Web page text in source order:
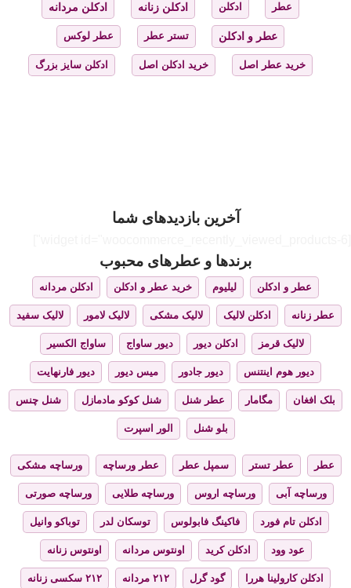
عطر ادکلن ادکلن زنانه ادکلن مردانه
عطر و ادکلن تستر عطر عطر لوکس
خرید عطر اصل خرید ادکلن اصل ادکلن سایز بزرگ
آخرین بازدیدهای شما
برندها و عطرهای محبوب
عطر و ادکلن لیلیوم خرید عطر و ادکلن ادکلن مردانه
عطر زنانه ادکلن لالیک لالیک مشکی لالیک لامور لالیک سفید
لالیک قرمز ادکلن دیور دیور ساواج ساواج الکسیر
دیور هوم اینتنس دیور جادور میس دیور دیور فارنهایت
بلک افغان مگامار عطر شنل شنل کوکو مادمازل شنل چنس
بلو شنل الور اسپرت
عطر عطر تستر سمپل عطر عطر ورساچه ورساچه مشکی
ورساچه آبی ورساچه اروس ورساچه طلایی ورساچه صورتی
ادکلن تام فورد فاکینگ فابولوس توسکان لدر توباکو وانیل
عود وود ادکلن کرید اونتوس مردانه اونتوس زنانه
ادکلن کارولینا هررا گود گرل ۲۱۲ مردانه ۲۱۲ سکسی زنانه